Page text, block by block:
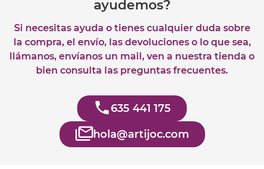
ayudemos?
Si necesitas ayuda o tienes cualquier duda sobre
la compra, el envío, las devoluciones o lo que sea,
llámanos, envíanos un mail, ven a nuestra tienda o
bien consulta las preguntas frecuentes.
635 441 175
hola@artijoc.com